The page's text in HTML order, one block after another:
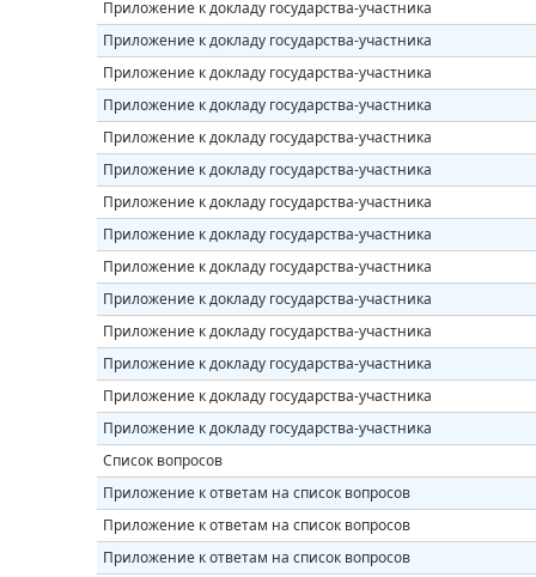
Приложение к докладу государства-участника
Приложение к докладу государства-участника
Приложение к докладу государства-участника
Приложение к докладу государства-участника
Приложение к докладу государства-участника
Приложение к докладу государства-участника
Приложение к докладу государства-участника
Приложение к докладу государства-участника
Приложение к докладу государства-участника
Приложение к докладу государства-участника
Приложение к докладу государства-участника
Приложение к докладу государства-участника
Приложение к докладу государства-участника
Приложение к докладу государства-участника
Список вопросов
Приложение к ответам на список вопросов
Приложение к ответам на список вопросов
Приложение к ответам на список вопросов